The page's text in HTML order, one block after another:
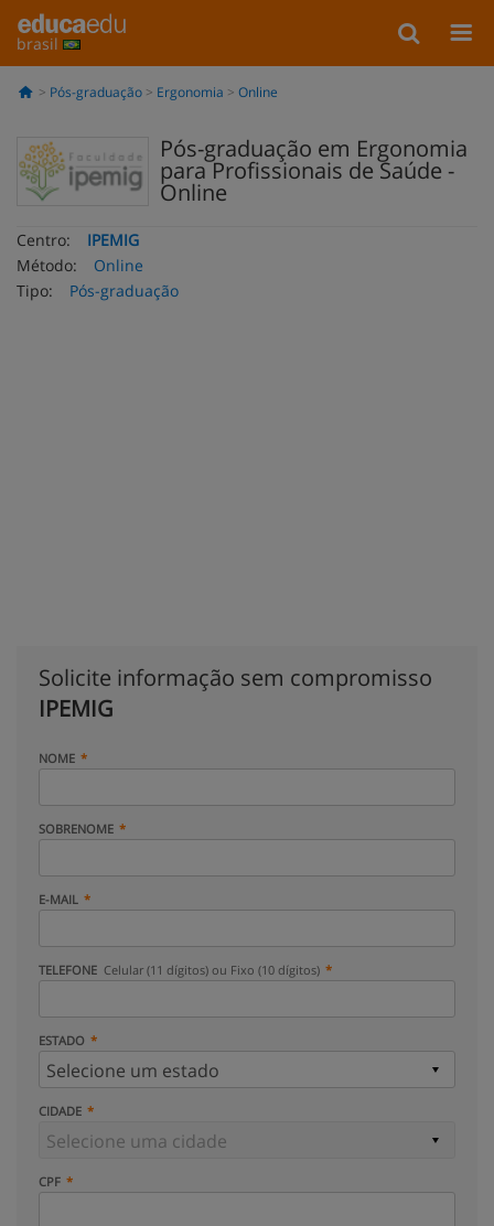
brasil
Pós-graduação Ergonomia Online
Pós-graduação em Ergonomia
para Profissionais de Saúde -
Online
Centro:
IPEMIG
Método:
Online
Tipo:
Pós-graduação
Solicite informação sem compromisso
IPEMIG
NOME
SOBRENOME
E-MAIL
TELEFONE Celular (11 dígitos) ou Fixo (10 dígitos)
ESTADO
CIDADE
CPF